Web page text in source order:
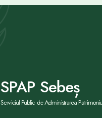
SPAP Sebeș
Serviciul Public de Administrarea